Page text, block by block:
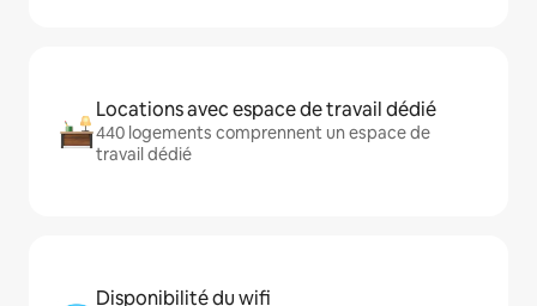
Locations avec espace de travail dédié
440 logements comprennent un espace de
travail dédié
Disponibilité du wifi